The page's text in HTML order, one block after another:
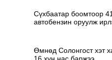
Сүхбаатар боомтоор
автобензин оруулж
Өмнөд Солонгост хэт